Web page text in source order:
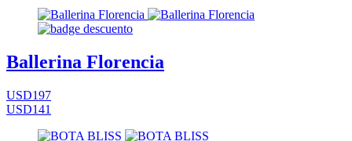
Ballerina Florencia
USD197
USD141